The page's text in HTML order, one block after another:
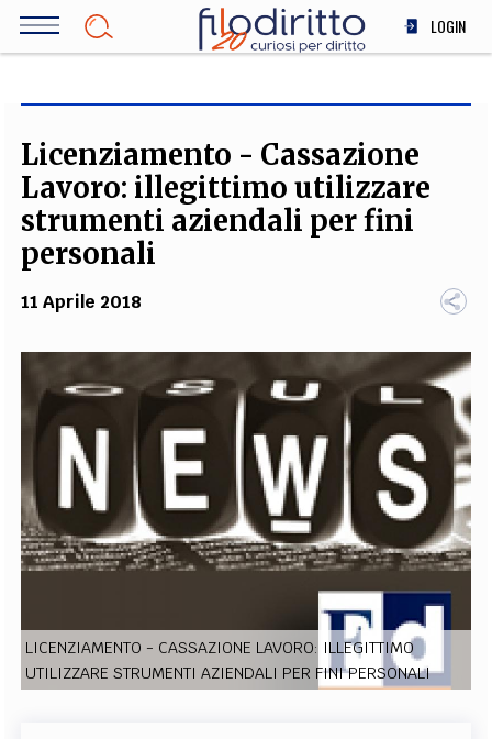
Salta
LOGIN
SOCIETÀ
MEDICINA
SCIENZA
STORIA E FILOSOFIA
TEAM
FILODIRITTO REDAZIONE COMITATO SCIENTIFICO AUTORI CURATORI
FOTOGRAFI PARTNER COLLABORA CON NOI
EXTRA
CODICI RUBRICHE LIBRI PROCEEDINGS PUBBLICITÀ CONTATTI
SOCIAL MEDIA
Licenziamento - Cassazione
Lavoro: illegittimo utilizzare
strumenti aziendali per fini
personali
11 Aprile 2018
LICENZIAMENTO - CASSAZIONE LAVORO: ILLEGITTIMO
UTILIZZARE STRUMENTI AZIENDALI PER FINI PERSONALI